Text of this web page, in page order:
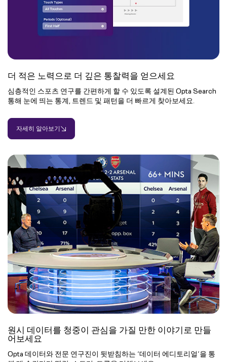
더 적은 노력으로 더 깊은 통찰력을 얻으세요
심층적인 스포츠 연구를 간편하게 할 수 있도록 설계된 Opta Search
통해 눈에 띄는 통계, 트렌드 및 패턴을 더 빠르게 찾아보세요.
자세히 알아보기
원시 데이터를 청중이 관심을 가질 만한 이야기로 만들
어보세요
Opta 데이터와 전문 연구진이 뒷받침하는 ‘데이터 에디토리얼’을 통